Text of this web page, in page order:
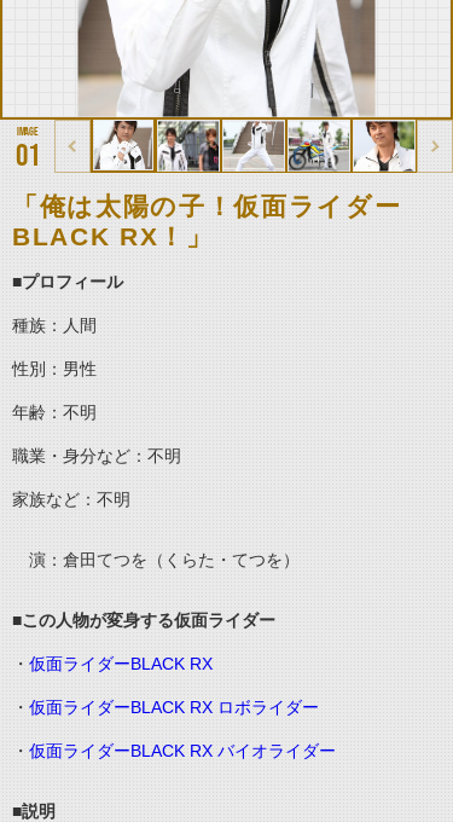
01
「俺は太陽の子！仮面ライダー
BLACK RX！」
■プロフィール
種族：人間
性別：男性
年齢：不明
職業・身分など：不明
家族など：不明
演：倉田てつを（くらた・てつを）
■この人物が変身する仮面ライダー
・ 仮面ライダーBLACK RX
・ 仮面ライダーBLACK RX ロボライダー
・ 仮面ライダーBLACK RX バイオライダー
■説明